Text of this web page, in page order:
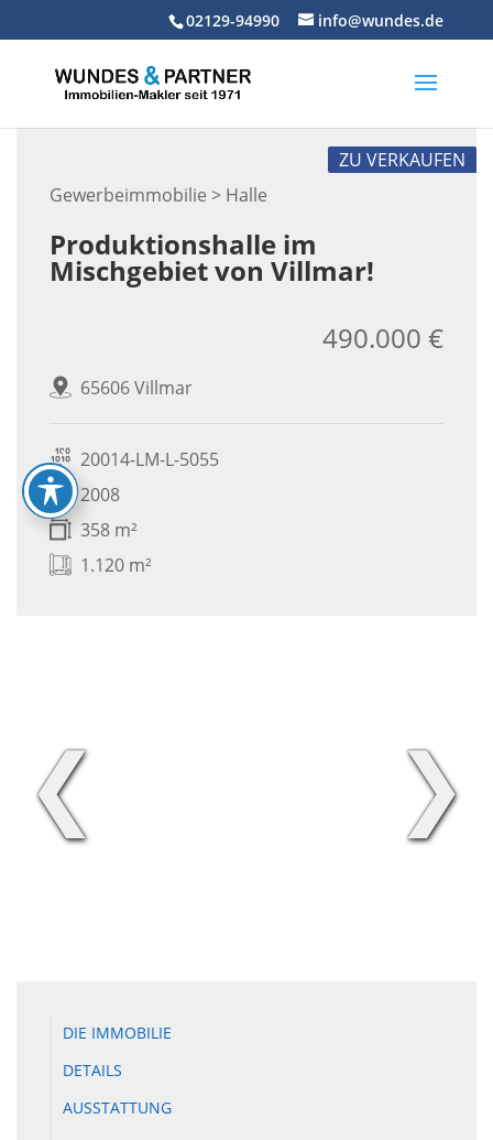
02129-94990 info@wundes.de
Gewerbeimmobilie > Halle
ZU VERKAUFEN
Produktionshalle im
Mischgebiet von Villmar!
65606 Villmar
490.000 €
20014-LM-L-5055
2008
358 m²
1.120 m²
❮ ❯
DIE IMMOBILIE
DETAILS
AUSSTATTUNG